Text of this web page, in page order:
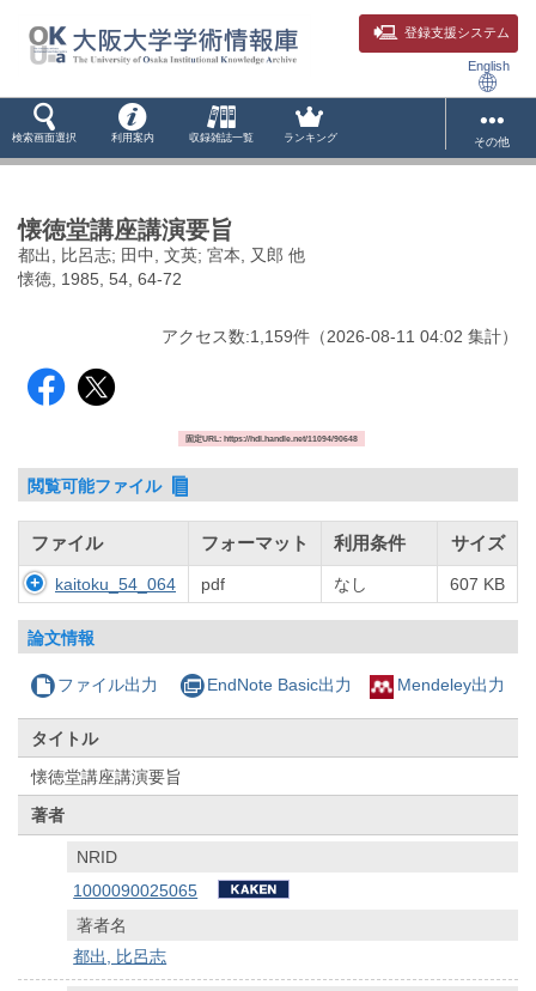
登録支援システム
English
検索画面選択 利用案内 収録雑誌一覧 ランキング その他
懐徳堂講座講演要旨
都出, 比呂志; 田中, 文英; 宮本, 又郎 他
懐徳, 1985, 54, 64-72
アクセス数:1,159件 （2026-08-11 04:02 集計）
固定URL: https://hdl.handle.net/11094/90648
閲覧可能ファイル
ファイル フォーマット 利用条件 サイズ
kaitoku_54_064 pdf なし 607 KB
論文情報
ファイル出力 EndNote Basic出力 Mendeley出力
タイトル
懐徳堂講座講演要旨
著者
NRID
1000090025065
著者名
都出, 比呂志